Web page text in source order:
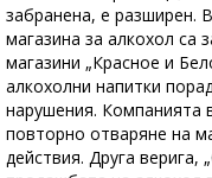
забранена, е разширен.
магазина за алкохол са
магазини „Красное и
алкохолни напитки
нарушения. Компанията
повторно отваряне на
действия. Друга верига,